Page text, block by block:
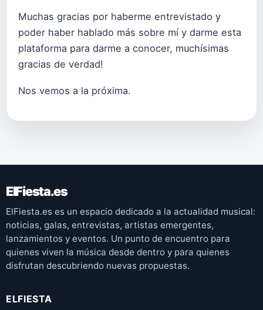
Muchas gracias por haberme entrevistado y
poder haber hablado más sobre mí y darme esta
plataforma para darme a conocer, muchísimas
gracias de verdad!
Nos vemos a la próxima.
ElFiesta.es
ElFiesta.es es un espacio dedicado a la actualidad musical:
noticias, galas, entrevistas, artistas emergentes,
lanzamientos y eventos. Un punto de encuentro para
quienes viven la música desde dentro y para quienes
disfrutan descubriendo nuevas propuestas.
ELFIESTA